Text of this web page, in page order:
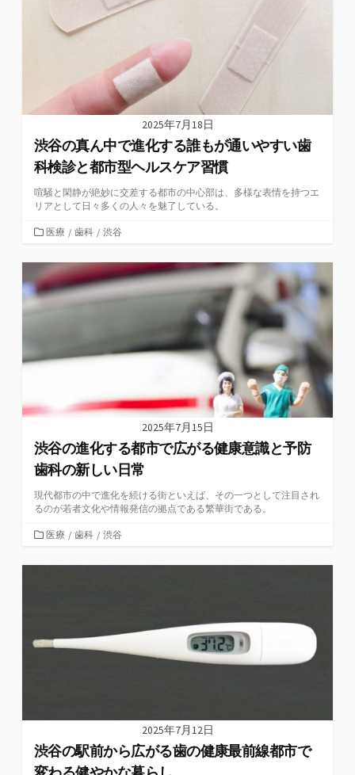
2025年7月18日
渋谷の真ん中で進化する誰もが通いやすい歯
科検診と都市型ヘルスケア習慣
喧騒と閑静が絶妙に交差する都市の中心部は、多様な表情を持つエ
リアとして日々多くの人々を魅了している。
カ
ゴ
リ
ー
医療 / 歯科 / 渋谷
2025年7月15日
渋谷の進化する都市で広がる健康意識と予防
歯科の新しい日常
現代都市の中で進化を続ける街といえば、その一つとして注目され
るのが若者文化や情報発信の拠点である繁華街である。
カ
ゴ
医療 / 歯科 / 渋谷
2025年7月12日
渋谷の駅前から広がる歯の健康最前線都市で